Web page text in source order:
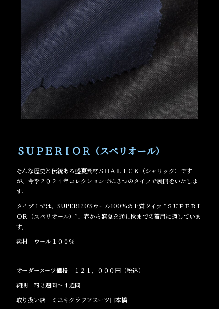
ＳＵＰＥＲＩＯＲ（スペリオール）
そんな歴史と伝統ある盛夏素材ＳＨＡＬＩＣＫ（シャリック）です
が、今季２０２４年コレクションでは３つのタイプで展開をいたしま
す。
タイプ１では、SUPER120’Sウール100%の上質タイプ “ＳＵＰＥＲＩ
ＯＲ（スペリオール）”、春から盛夏を通し秋までの着用に適していま
す。
素材 ウール１００％
オーダースーツ価格 １２１，０００円（税込）
納期 約３週間～４週間
取り扱い店 ミユキクラフツスーツ日本橋